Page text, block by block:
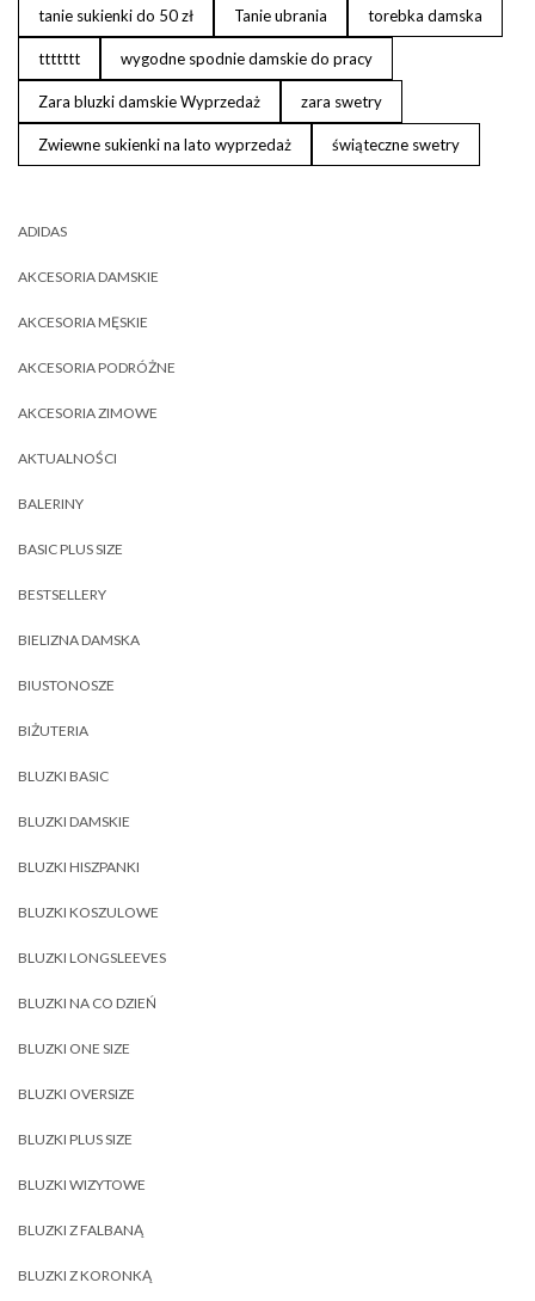
tanie sukienki do 50 zł Tanie ubrania torebka damska
ttttttt wygodne spodnie damskie do pracy
Zara bluzki damskie Wyprzedaż zara swetry
Zwiewne sukienki na lato wyprzedaż świąteczne swetry
ADIDAS
AKCESORIA DAMSKIE
AKCESORIA MĘSKIE
AKCESORIA PODRÓŻNE
AKCESORIA ZIMOWE
AKTUALNOŚCI
BALERINY
BASIC PLUS SIZE
BESTSELLERY
BIELIZNA DAMSKA
BIUSTONOSZE
BIŻUTERIA
BLUZKI BASIC
BLUZKI DAMSKIE
BLUZKI HISZPANKI
BLUZKI KOSZULOWE
BLUZKI LONGSLEEVES
BLUZKI NA CO DZIEŃ
BLUZKI ONE SIZE
BLUZKI OVERSIZE
BLUZKI PLUS SIZE
BLUZKI WIZYTOWE
BLUZKI Z FALBANĄ
BLUZKI Z KORONKĄ